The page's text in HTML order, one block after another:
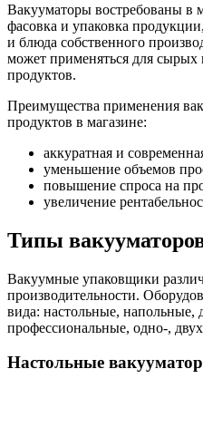
Вакууматоры востребованы в
фасовка и упаковка
и блюда собственного
может применяться для
продуктов.
Преимущества применения
продуктов в магазине:
аккуратная и
уменьшение объемов
повышение спроса на
увеличение
Типы
Вакуумные упаковщики
производительности.
вида: настольные, напольные,
профессиональные, одно-,
Настольные